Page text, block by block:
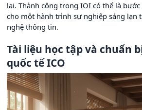
lai. Thành công trong IOI có thể là
cho một hành trình sự nghiệp sáng lạn
nghệ thông tin.
Tài liệu học tập và chuẩn
quốc tế ICO